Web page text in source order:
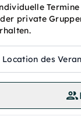
private
Location des